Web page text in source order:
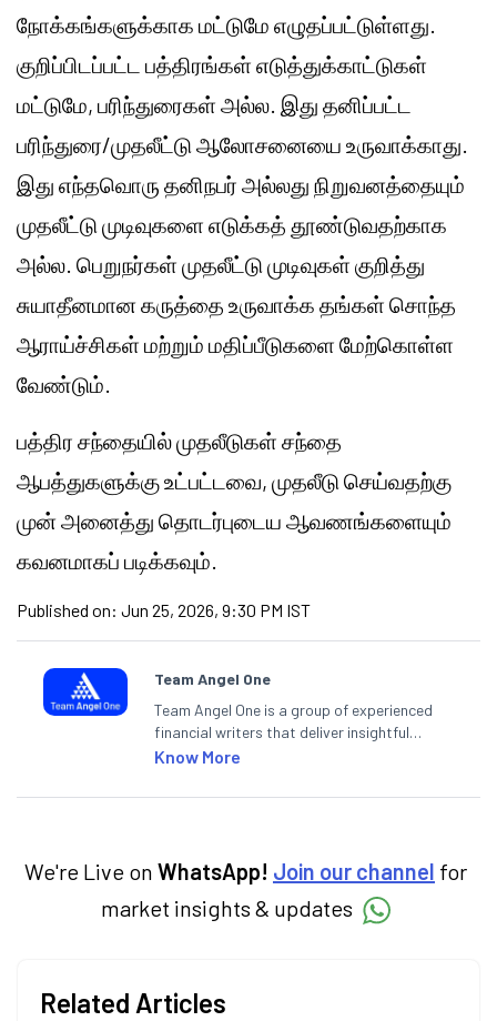
நோக்கங்களுக்காக மட்டுமே எழுதப்பட்டுள்ளது.
குறிப்பிடப்பட்ட பத்திரங்கள் எடுத்துக்காட்டுகள்
மட்டுமே, பரிந்துரைகள் அல்ல. இது தனிப்பட்ட
பரிந்துரை/முதலீட்டு ஆலோசனையை உருவாக்காது.
இது எந்தவொரு தனிநபர் அல்லது நிறுவனத்தையும்
முதலீட்டு முடிவுகளை எடுக்கத் தூண்டுவதற்காக
அல்ல. பெறுநர்கள் முதலீட்டு முடிவுகள் குறித்து
சுயாதீனமான கருத்தை உருவாக்க தங்கள் சொந்த
ஆராய்ச்சிகள் மற்றும் மதிப்பீடுகளை மேற்கொள்ள
வேண்டும்.
பத்திர சந்தையில் முதலீடுகள் சந்தை
ஆபத்துகளுக்கு உட்பட்டவை, முதலீடு செய்வதற்கு
முன் அனைத்து தொடர்புடைய ஆவணங்களையும்
கவனமாகப் படிக்கவும்.
Published on: Jun 25, 2026, 9:30 PM IST
Team Angel One
Team Angel One is a group of experienced
financial writers that deliver insightful
articles on the stock market, IPO, economy,
categories.
Know More
We're Live on WhatsApp! Join our channel for
market insights & updates
Related Articles